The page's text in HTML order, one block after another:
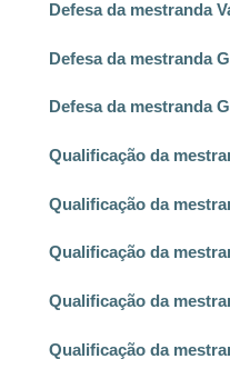
Defesa da mestranda
Defesa da mestranda
Defesa da mestranda
Qualificação da
Qualificação da
Qualificação da
Qualificação da
Qualificação da